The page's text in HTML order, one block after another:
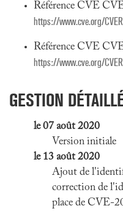
Référence CVE
https://www.cve.org/
Référence CVE
https://www.cve.org/
GESTION
le 07 août 2020
Version initiale
le 13 août 2020
Ajout de
correction de
place de CVE-